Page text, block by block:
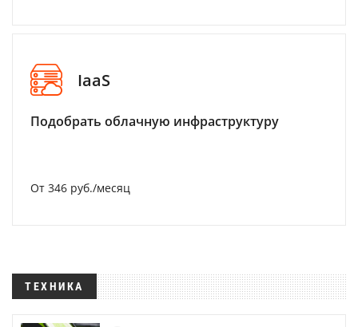
IaaS
Подобрать облачную инфраструктуру
От 346 руб./месяц
ТЕХНИКА